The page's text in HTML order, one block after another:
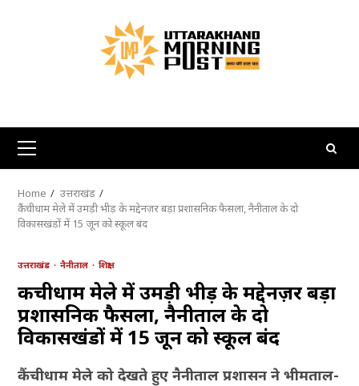
Primary
Menu
Home
उत्तराखंड
कैंचीधाम मेले में उमड़ी भीड़ के मद्देनज़र बड़ा प्रशासनिक फैसला, नैनीताल के दो
विकासखंडों में 15 जून को स्कूल बंद
उत्तराखंड नैनीताल शिक्षा
कैंचीधाम मेले में उमड़ी भीड़ के मद्देनज़र बड़ा
प्रशासनिक फैसला, नैनीताल के दो
विकासखंडों में 15 जून को स्कूल बंद
कैंचीधाम मेले को देखते हुए नैनीताल प्रशासन ने भीमताल-